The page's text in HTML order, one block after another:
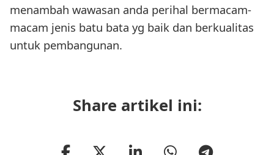
menambah wawasan anda perihal bermacam-
macam jenis batu bata yg baik dan berkualitas
untuk pembangunan.
Share artikel ini: